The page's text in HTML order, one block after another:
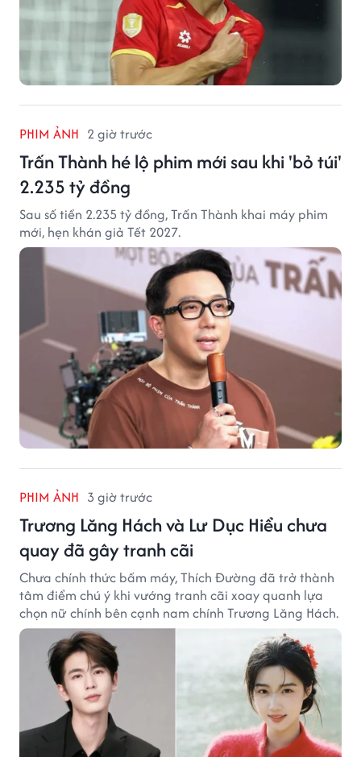
PHIM ẢNH 2 giờ trước
Trấn Thành hé lộ phim mới sau khi 'bỏ túi'
2.235 tỷ đồng
Sau số tiền 2.235 tỷ đồng, Trấn Thành khai máy phim
mới, hẹn khán giả Tết 2027.
PHIM ẢNH 3 giờ trước
Trương Lăng Hách và Lư Dục Hiểu chưa
quay đã gây tranh cãi
Chưa chính thức bấm máy, Thích Đường đã trở thành
tâm điểm chú ý khi vướng tranh cãi xoay quanh lựa
chọn nữ chính bên cạnh nam chính Trương Lăng Hách.